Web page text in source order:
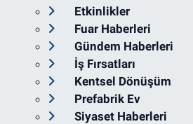
Etkinlikler
Fuar Haberleri
Gündem Haberleri
İş Fırsatları
Kentsel Dönüşüm
Prefabrik Ev
Siyaset Haberleri